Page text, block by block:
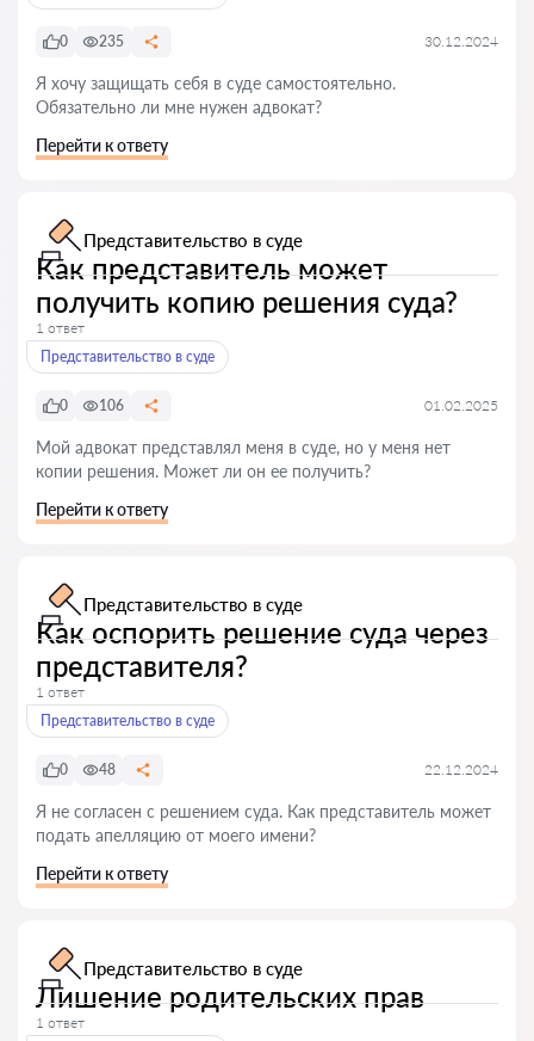
0 235 30.12.2024
Я хочу защищать себя в суде самостоятельно.
Обязательно ли мне нужен адвокат?
Перейти к ответу
Представительство в суде
Как представитель может
получить копию решения суда?
1 ответ
Представительство в суде
0 106 01.02.2025
Мой адвокат представлял меня в суде, но у меня нет
копии решения. Может ли он ее получить?
Перейти к ответу
Представительство в суде
Как оспорить решение суда через
представителя?
1 ответ
Представительство в суде
0 48 22.12.2024
Я не согласен с решением суда. Как представитель может
подать апелляцию от моего имени?
Перейти к ответу
Представительство в суде
Лишение родительских прав
1 ответ